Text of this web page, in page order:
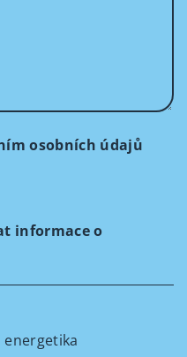
osobních údajů
informace o
energetika